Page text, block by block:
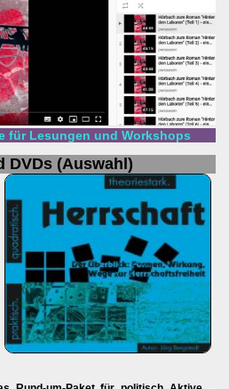
für Lesungen und Workshops
DVDs (Auswahl)